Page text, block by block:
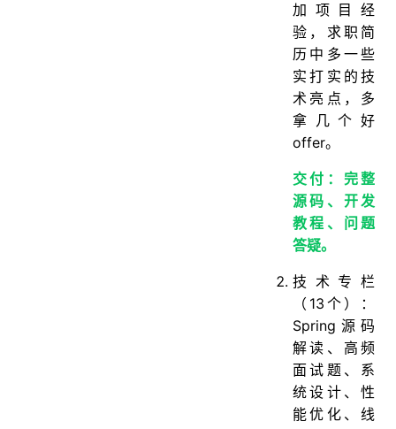
加项目经
验，求职简
历中多一些
实打实的技
术亮点，多
拿几个好
offer。
交付：完整
源码、开发
教程、问题
答疑。
技术专栏
（13个）：
Spring源码
解读、高频
面试题、系
统设计、性
能优化、线